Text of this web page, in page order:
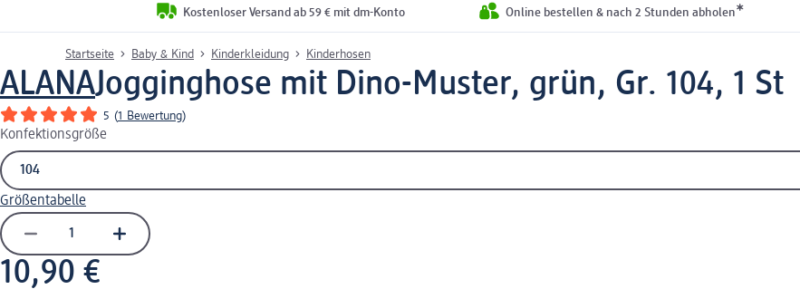
Kostenloser Versand ab 59 € mit dm-Konto Online bestellen & nach 2 Stunden abholen*
Startseite Baby & Kind Kinderkleidung Kinderhosen
ALANAJogginghose mit Dino-Muster, grün, Gr. 104, 1 St
5 (1 Bewertung)
Konfektionsgröße
Größentabelle
10,90 €